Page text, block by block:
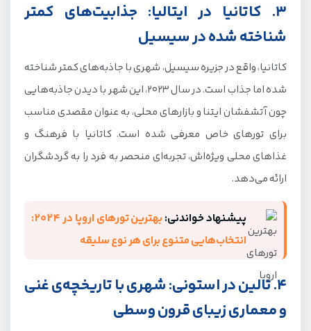
3. کاتانیا در ایتالیا: جذابیت‌های کمتر
شناخته شده در سیسیل
کاتانیا، واقع در جزیره سیسیل، شهری با جاذبه‌های کمتر شناخته
شده اما جذاب است. در سال 2023، این شهر با دیدن جاذبه‌هایی
چون آتشفشان ایتنا و بازارهای محلی، به عنوان مقصدی مناسب
برای تورهای خاص معرفی شده است. کاتانیا با فرهنگ و
غذاهای محلی ویژه‌اش، تجربه‌ای منحصر به فرد را به گردشگران
ارائه می‌دهد.
پیشنهاد خواندنی:
بهترین تورهای اروپا در 2024:
انتخاب‌هایی متنوع برای هر نوع سلیقه
4. تالین در استونی: شهری با تاریخچه‌ی غنی
و معماری زیبای قرون وسطی